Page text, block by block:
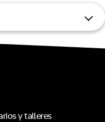
y talleres